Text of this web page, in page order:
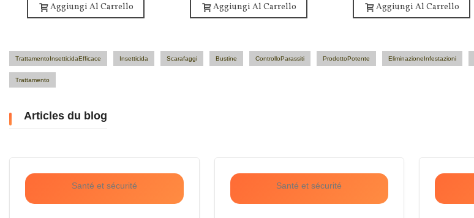
Aggiungi Al Carrello Aggiungi Al Carrello Aggiungi Al Carrello
TrattamentoInsetticidaEfficace Insetticida Scarafaggi Bustine ControlloParassiti ProdottoPotente EliminazioneInfestazioni
Trattamento
Articles du blog
Santé et sécurité Santé et sécurité